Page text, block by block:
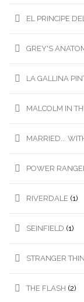
EL PRINCIPE
GREY'S
LA GALLINA
MALCOLM IN
MARRIED...
POWER
RIVERDALE (1)
SEINFIELD (1)
STRANGER
THE FLASH (2)